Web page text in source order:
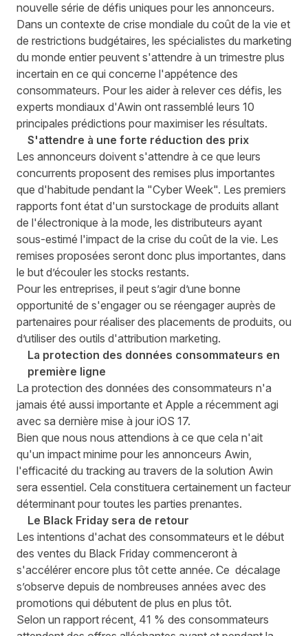
nouvelle série de défis uniques pour les annonceurs.
Dans un contexte de crise mondiale du coût de la vie et
de restrictions budgétaires, les spécialistes du marketing
du monde entier peuvent s'attendre à un trimestre plus
incertain en ce qui concerne l'appétence des
consommateurs. Pour les aider à relever ces défis, les
experts mondiaux d'Awin ont rassemblé leurs 10
principales prédictions pour maximiser les résultats.
S'attendre à une forte réduction des prix
Les annonceurs doivent s'attendre à ce que leurs
concurrents proposent des remises plus importantes
que d'habitude pendant la "Cyber Week". Les premiers
rapports font état d'un surstockage de produits allant
de l'électronique à la mode, les distributeurs ayant
sous-estimé l'impact de la crise du coût de la vie. Les
remises proposées seront donc plus importantes, dans
le but d’écouler les stocks restants.
Pour les entreprises, il peut s’agir d’une bonne
opportunité de s'engager ou se réengager auprès de
partenaires pour réaliser des placements de produits, ou
d’utiliser des outils d'attribution marketing.
La protection des données consommateurs en
première ligne
La protection des données des consommateurs n'a
jamais été aussi importante et Apple a récemment agi
avec sa dernière mise à jour iOS 17.
Bien que nous nous attendions à ce que cela n'ait
qu'un impact minime pour les annonceurs Awin,
l'efficacité du tracking au travers de la solution Awin
sera essentiel. Cela constituera certainement un facteur
déterminant pour toutes les parties prenantes.
Le Black Friday sera de retour
Les intentions d'achat des consommateurs et le début
des ventes du Black Friday commenceront à
s'accélérer encore plus tôt cette année. Ce décalage
s’observe depuis de nombreuses années avec des
promotions qui débutent de plus en plus tôt.
Selon un rapport récent, 41 % des consommateurs